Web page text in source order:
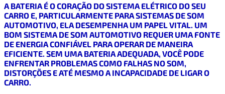
A BATERIA É O CORAÇÃO DO SISTEMA ELÉTRICO DO SEU
CARRO E, PARTICULARMENTE PARA SISTEMAS DE SOM
AUTOMOTIVO, ELA DESEMPENHA UM PAPEL VITAL. UM
BOM SISTEMA DE SOM AUTOMOTIVO REQUER UMA FONTE
DE ENERGIA CONFIÁVEL PARA OPERAR DE MANEIRA
EFICIENTE. SEM UMA BATERIA ADEQUADA, VOCÊ PODE
ENFRENTAR PROBLEMAS COMO FALHAS NO SOM,
DISTORÇÕES E ATÉ MESMO A INCAPACIDADE DE LIGAR O
CARRO.